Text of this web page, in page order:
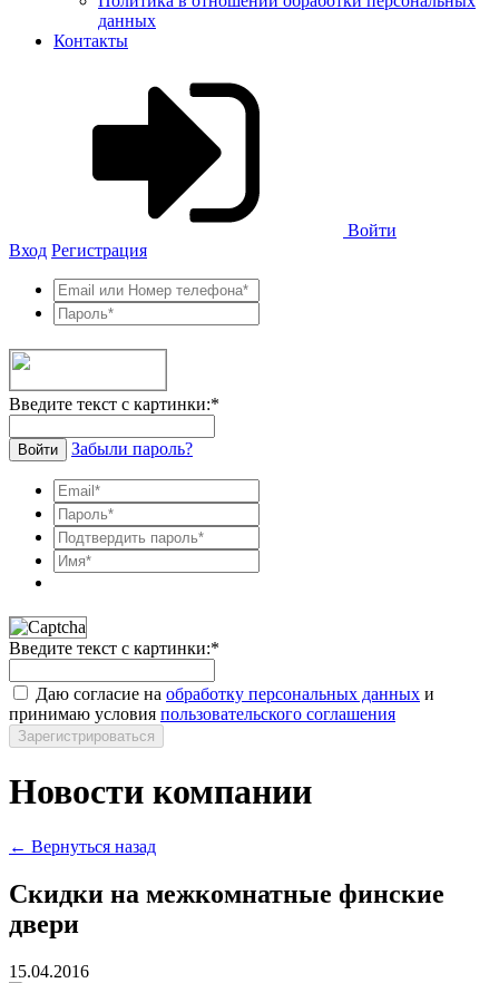
данных
Контакты
Войти
Вход Регистрация
Введите текст с картинки:*
Войти Забыли пароль?
Введите текст с картинки:*
Даю согласие на обработку персональных данных и
принимаю условия пользовательского соглашения
Зарегистрироваться
Новости компании
← Вернуться назад
Скидки на межкомнатные финские
двери
15.04.2016